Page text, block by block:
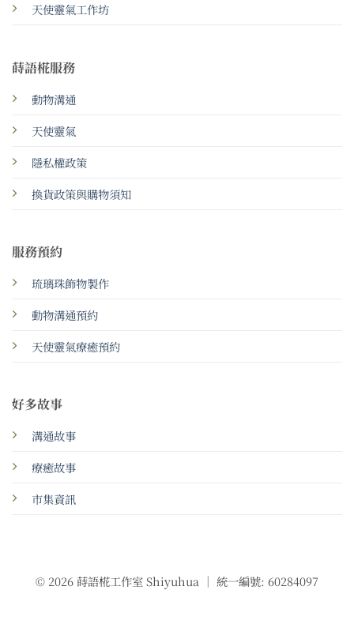
天使靈氣工作坊
蒔語椛服務
動物溝通
天使靈氣
隱私權政策
換貨政策與購物須知
服務預約
琉璃珠飾物製作
動物溝通預約
天使靈氣療癒預約
好多故事
溝通故事
療癒故事
市集資訊
© 2026 蒔語椛工作室 Shiyuhua ｜ 統一編號: 60284097